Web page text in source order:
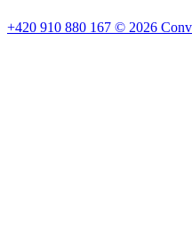
+420 910 880 167 © 2026